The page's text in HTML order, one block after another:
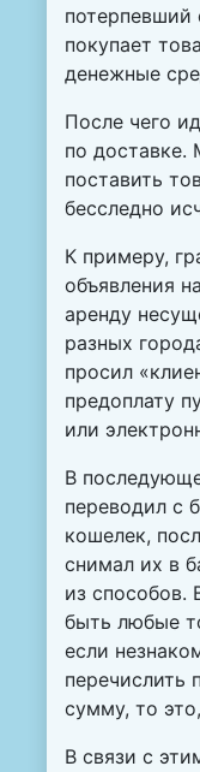
потерпевший
покупает
денежные
После чего
по
поставить
бесследно
К примеру,
объявления
аренду
разных
просил
предоплату
или
В
переводил с
кошелек,
снимал их в
из способов.
быть любые
если
перечислить
сумму, то
В связи с